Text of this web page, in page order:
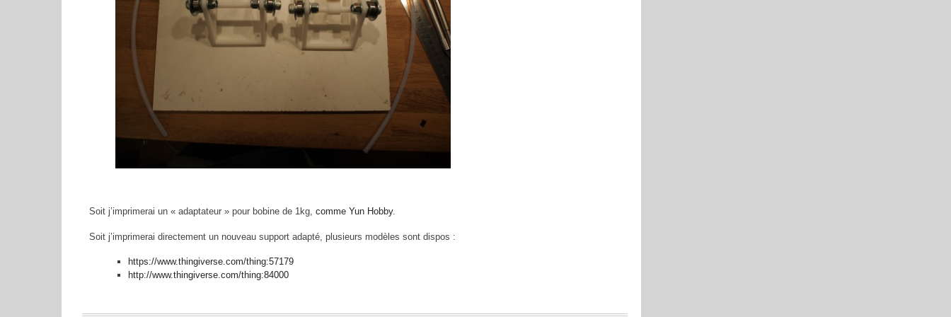
Soit j’imprimerai un « adaptateur » pour bobine de 1kg, comme Yun Hobby.
Soit j’imprimerai directement un nouveau support adapté, plusieurs modèles sont dispos :
https://www.thingiverse.com/thing:57179
http://www.thingiverse.com/thing:84000